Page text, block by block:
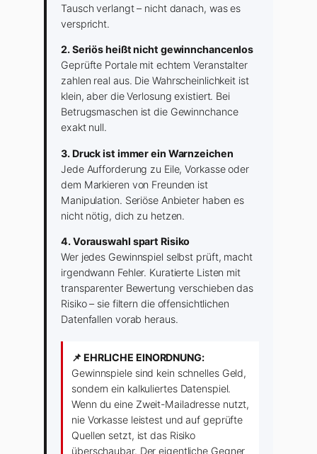
Tausch verlangt – nicht danach, was es
verspricht.
2. Seriös heißt nicht gewinnchancenlos
Geprüfte Portale mit echtem Veranstalter
zahlen real aus. Die Wahrscheinlichkeit ist
klein, aber die Verlosung existiert. Bei
Betrugsmaschen ist die Gewinnchance
exakt null.
3. Druck ist immer ein Warnzeichen
Jede Aufforderung zu Eile, Vorkasse oder
dem Markieren von Freunden ist
Manipulation. Seriöse Anbieter haben es
nicht nötig, dich zu hetzen.
4. Vorauswahl spart Risiko
Wer jedes Gewinnspiel selbst prüft, macht
irgendwann Fehler. Kuratierte Listen mit
transparenter Bewertung verschieben das
Risiko – sie filtern die offensichtlichen
Datenfallen vorab heraus.
📌 EHRLICHE EINORDNUNG:
Gewinnspiele sind kein schnelles Geld,
sondern ein kalkuliertes Datenspiel.
Wenn du eine Zweit-Mailadresse nutzt,
nie Vorkasse leistest und auf geprüfte
Quellen setzt, ist das Risiko
überschaubar. Der eigentliche Gegner